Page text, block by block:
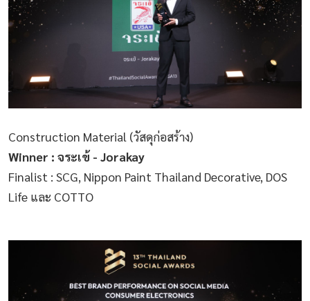
Construction Material (วัสดุก่อสร้าง)
Winner : จระเข้ - Jorakay
Finalist : SCG, Nippon Paint Thailand Decorative, DOS
Life และ COTTO